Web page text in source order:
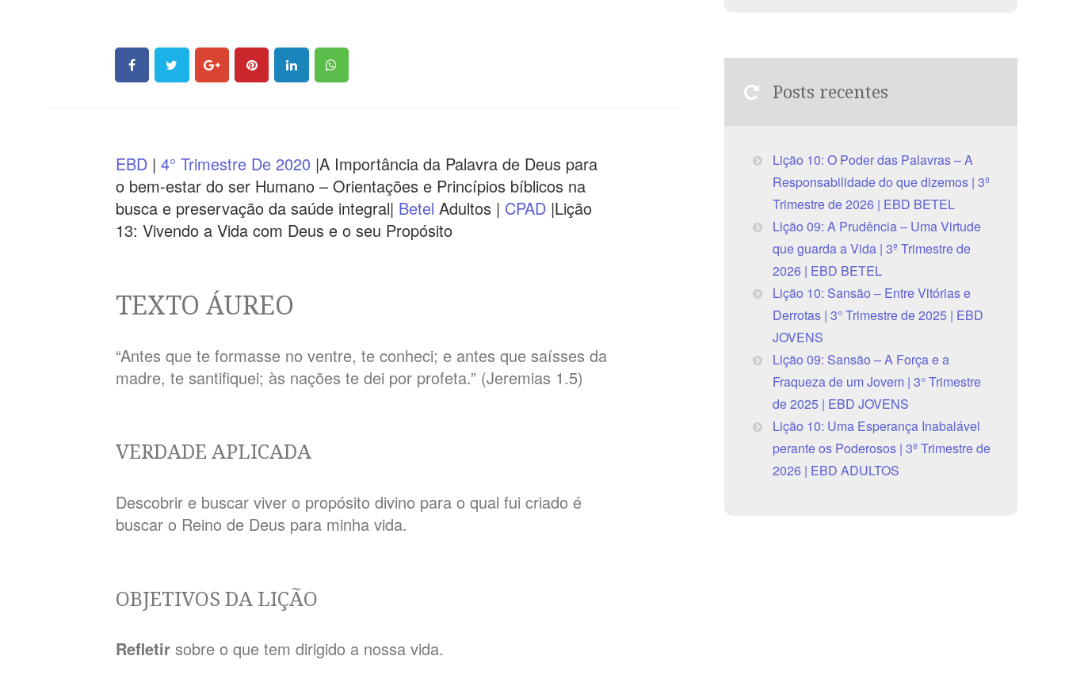
EBD |4° Trimestre De 2020 |A Importância da Palavra de Deus para
o bem-estar do ser Humano – Orientações e Princípios bíblicos na
busca e preservação da saúde integral| Betel Adultos | CPAD |Lição
13: Vivendo a Vida com Deus e o seu Propósito
TEXTO ÁUREO
“Antes que te formasse no ventre, te conheci; e antes que saísses da
madre, te santifiquei; às nações te dei por profeta.” (Jeremias 1.5)
VERDADE APLICADA
Descobrir e buscar viver o propósito divino para o qual fui criado é
buscar o Reino de Deus para minha vida.
OBJETIVOS DA LIÇÃO
Refletir sobre o que tem dirigido a nossa vida.
Posts recentes
Lição 10: O Poder das Palavras – A
Responsabilidade do que dizemos | 3º
Trimestre de 2026 | EBD BETEL
Lição 09: A Prudência – Uma Virtude
que guarda a Vida | 3º Trimestre de
2026 | EBD BETEL
Lição 10: Sansão – Entre Vitórias e
Derrotas | 3° Trimestre de 2025 | EBD
JOVENS
Lição 09: Sansão – A Força e a
Fraqueza de um Jovem | 3° Trimestre
de 2025 | EBD JOVENS
Lição 10: Uma Esperança Inabalável
perante os Poderosos | 3º Trimestre de
2026 | EBD ADULTOS